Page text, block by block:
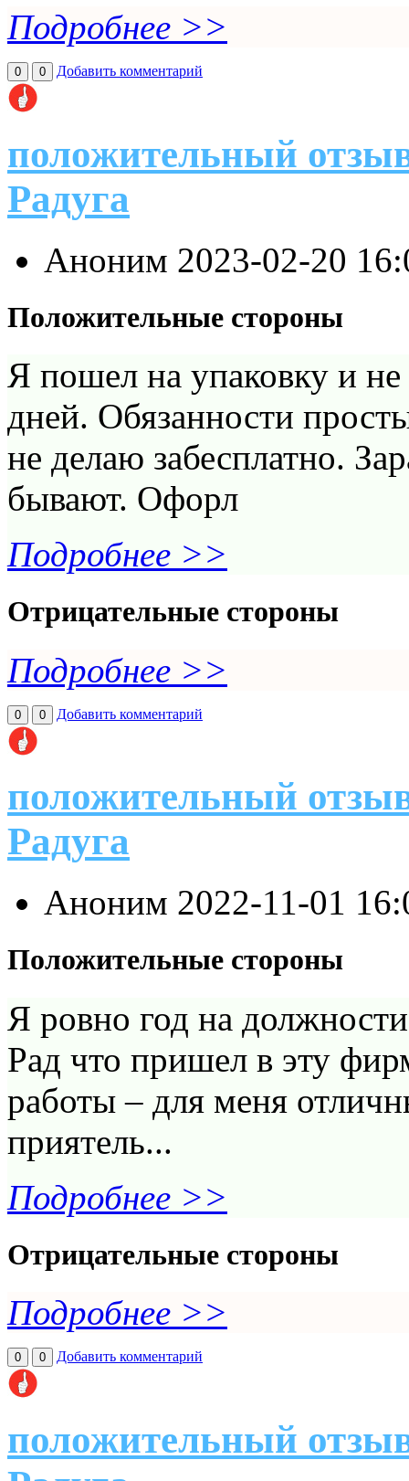
Подробнее >>
0 0 Добавить комментарий
положительный
Радуга
Аноним 2023-02-20
Положительные стороны
Я пошел на упаковку и
дней. Обязанности
не делаю забесплатно.
бывают. Офорл
Подробнее >>
Отрицательные стороны
Подробнее >>
0 0 Добавить комментарий
положительный
Радуга
Аноним 2022-11-01
Положительные стороны
Я ровно год на
Рад что пришел в эту
работы – для меня
приятель...
Подробнее >>
Отрицательные стороны
Подробнее >>
0 0 Добавить комментарий
положительный